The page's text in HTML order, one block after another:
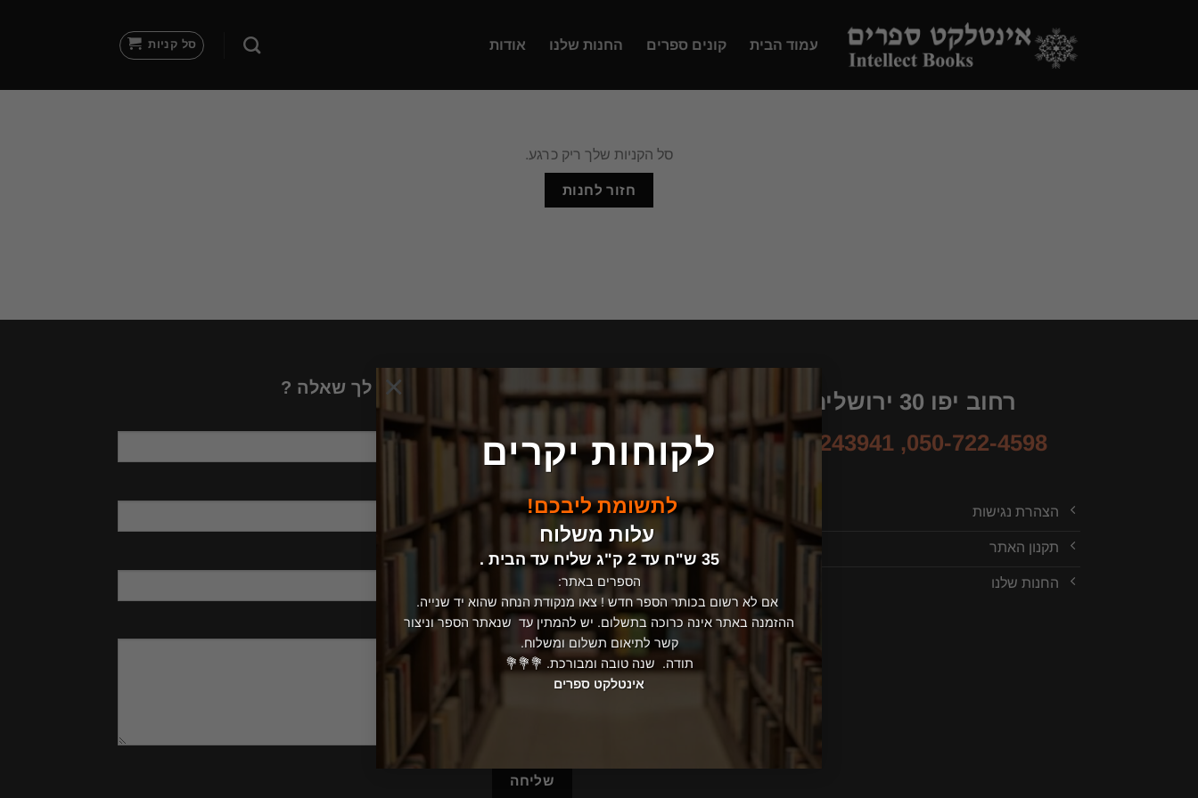
לקוחות יקרים
לתשומת ליבכם!
עלות משלוח
35 ש"ח עד 2 ק"ג שליח עד הבית .
הספרים באתר:
אם לא רשום בכותר הספר חדש ! צאו מנקודת הנחה שהוא יד שנייה.
ההזמנה באתר אינה כרוכה בתשלום. יש להמתין עד שנאתר הספר וניצור
קשר לתיאום תשלום ומשלוח.
תודה. שנה טובה ומבורכת. 💐💐💐
אינטלקט ספרים
×
עמוד הבית קונים ספרים החנות שלנו אודות סל קניות
סל הקניות שלך ריק כרגע.
חזור לחנות
רחוב יפו 30 ירושלים
050-722-4598
,
02-6243941
הצהרת נגישות
תקנון האתר
החנות שלנו
מעוניין שנחזור אלייך, יש לך שאלה ?
אימייל
הודעה